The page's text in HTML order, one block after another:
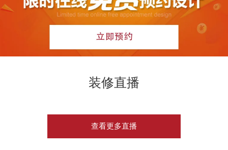
装修直播
查看更多直播